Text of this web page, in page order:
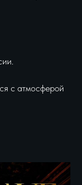
с атмосферой